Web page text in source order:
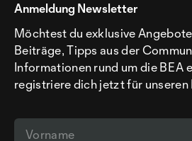
Anmeldung Newsletter
Möchtest du exklusive
Beiträge, Tipps aus der
Informationen rund um die BEA
registriere dich jetzt für